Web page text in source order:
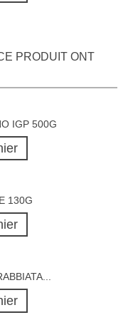
PRODUIT ONT
IGP 500G
130G